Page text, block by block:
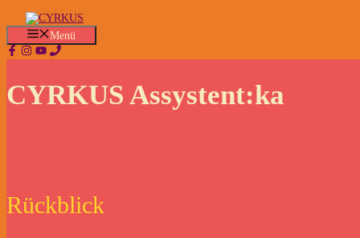
Zum
Inhalt
springen
Menü
CYRKUS Assystent:ka
Rückblick